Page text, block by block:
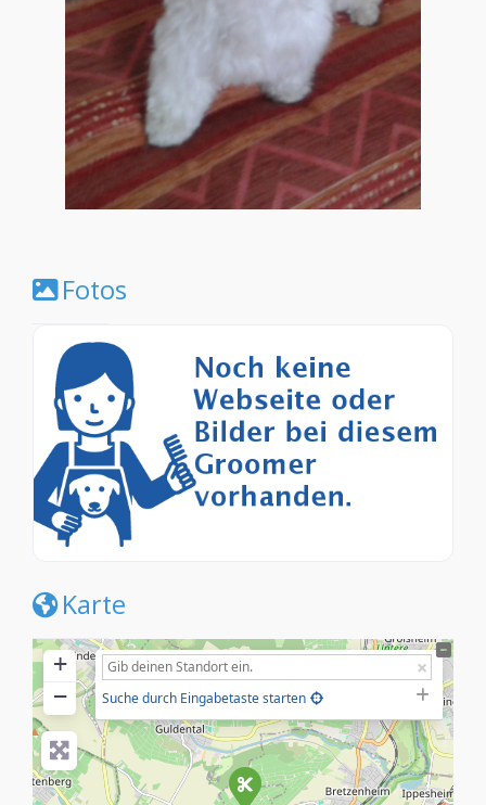
Fotos
Karte
+
−
Suche durch Eingabetaste starten